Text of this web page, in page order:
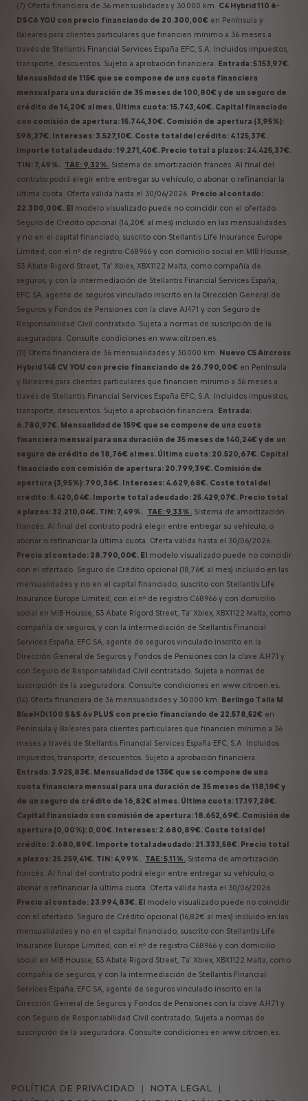
(7) Oferta financiera de 36 mensualidades y 30.000 km. C4 Hybrid 110 ë-
DSC6 YOU con precio financiando de 20.300,00€ en Península y
Baleares para clientes particulares que financien mínimo a 36 meses a
través de Stellantis Financial Services España EFC, S.A. Incluidos impuestos,
transporte, descuentos. Sujeto a aprobación financiera. Entrada: 5.153,97€.
Mensualidad de 115€ que se compone de una cuota financiera
mensual para una duración de 35 meses de 100,80€ y de un seguro de
crédito de 14,20€ al mes. Última cuota: 15.743,40€. Capital financiado
con comisión de apertura: 15.744,30€. Comisión de apertura (3,95%):
598,27€. Intereses: 3.527,10€. Coste total del crédito: 4.125,37€.
Importe total adeudado: 19.271,40€. Precio total a plazos: 24.425,37€.
TIN: 7,49%.
TAE: 9,32%. Sistema de amortización francés. Al final del
contrato podrá elegir entre entregar su vehículo, o abonar o refinanciar la
última cuota. Oferta válida hasta el 30/06/2026. Precio al contado:
22.300,00€. El modelo visualizado puede no coincidir con el ofertado.
Seguro de Crédito opcional (14,20€ al mes) incluido en las mensualidades
y no en el capital financiado, suscrito con Stellantis Life Insurance Europe
Limited, con el nº de registro C68966 y con domicilio social en MIB Housse,
53 Abate Rigord Street, Ta’ Xbiex, XBX1122 Malta, como compañía de
seguros, y con la intermediación de Stellantis Financial Services España,
EFC SA, agente de seguros vinculado inscrito en la Dirección General de
Seguros y Fondos de Pensiones con la clave AJ-171 y con Seguro de
Responsabilidad Civil contratado. Sujeta a normas de suscripción de la
aseguradora. Consulte condiciones en www.citroen.es.
(11) Oferta financiera de 36 mensualidades y 30.000 km. Nuevo C5 Aircross
Hybrid 145 CV YOU con precio financiando de 26.790,00€ en Península
y Baleares para clientes particulares que financien mínimo a 36 meses a
través de Stellantis Financial Services España EFC, S.A. Incluidos impuestos,
transporte, descuentos. Sujeto a aprobación financiera. Entrada:
6.780,97€. Mensualidad de 159€ que se compone de una cuota
financiera mensual para una duración de 35 meses de 140,24€ y de un
seguro de crédito de 18,76€ al mes. Última cuota: 20.520,67€. Capital
financiado con comisión de apertura: 20.799,39€. Comisión de
apertura (3,95%): 790,36€. Intereses: 4.629,68€. Coste total del
crédito: 5.420,04€. Importe total adeudado: 25.429,07€. Precio total
a plazos: 32.210,04€. TIN: 7,49%.
TAE: 9,33%. Sistema de amortización
francés. Al final del contrato podrá elegir entre entregar su vehículo, o
abonar o refinanciar la última cuota. Oferta válida hasta el 30/06/2026.
Precio al contado: 28.790,00€. El modelo visualizado puede no coincidir
con el ofertado. Seguro de Crédito opcional (18,76€ al mes) incluido en las
mensualidades y no en el capital financiado, suscrito con Stellantis Life
Insurance Europe Limited, con el nº de registro C68966 y con domicilio
social en MIB Housse, 53 Abate Rigord Street, Ta’ Xbiex, XBX1122 Malta, como
compañía de seguros, y con la intermediación de Stellantis Financial
Services España, EFC SA, agente de seguros vinculado inscrito en la
Dirección General de Seguros y Fondos de Pensiones con la clave AJ-171 y
con Seguro de Responsabilidad Civil contratado. Sujeta a normas de
suscripción de la aseguradora. Consulte condiciones en www.citroen.es.
(14) Oferta financiera de 36 mensualidades y 30.000 km. Berlingo Talla M
BlueHDi 100 S&S 6v PLUS con precio financiando de 22.578,52€ en
Península y Baleares para clientes particulares que financien mínimo a 36
meses a través de Stellantis Financial Services España EFC, S.A. Incluidos
impuestos, transporte, descuentos. Sujeto a aprobación financiera.
Entrada: 3.925,83€. Mensualidad de 135€ que se compone de una
cuota financiera mensual para una duración de 35 meses de 118,18€ y
de un seguro de crédito de 16,82€ al mes. Última cuota: 17.197,28€.
Capital financiado con comisión de apertura: 18.652,69€. Comisión de
apertura (0,00%): 0,00€. Intereses: 2.680,89€. Coste total del
crédito: 2.680,89€. Importe total adeudado: 21.333,58€. Precio total
a plazos: 25.259,41€. TIN: 4,99%.
TAE: 5,11%. Sistema de amortización
francés. Al final del contrato podrá elegir entre entregar su vehículo, o
abonar o refinanciar la última cuota. Oferta válida hasta el 30/06/2026.
Precio al contado: 23.994,83€. El modelo visualizado puede no coincidir
con el ofertado. Seguro de Crédito opcional (16,82€ al mes) incluido en las
mensualidades y no en el capital financiado, suscrito con Stellantis Life
Insurance Europe Limited, con el nº de registro C68966 y con domicilio
social en MIB Housse, 53 Abate Rigord Street, Ta’ Xbiex, XBX1122 Malta, como
compañía de seguros, y con la intermediación de Stellantis Financial
Services España, EFC SA, agente de seguros vinculado inscrito en la
Dirección General de Seguros y Fondos de Pensiones con la clave AJ-171 y
con Seguro de Responsabilidad Civil contratado. Sujeta a normas de
suscripción de la aseguradora. Consulte condiciones en www.citroen.es.
POLÍTICA DE PRIVACIDAD
NOTA LEGAL